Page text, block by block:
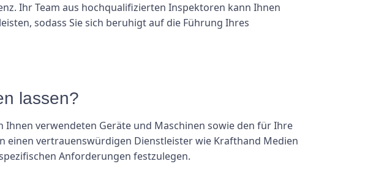
Ihr Team aus hochqualifizierten Inspektoren kann Ihnen
sodass Sie sich beruhigt auf die Führung Ihres
lassen?
verwendeten Geräte und Maschinen sowie den für Ihre
einen vertrauenswürdigen Dienstleister wie Krafthand Medien
Anforderungen festzulegen.